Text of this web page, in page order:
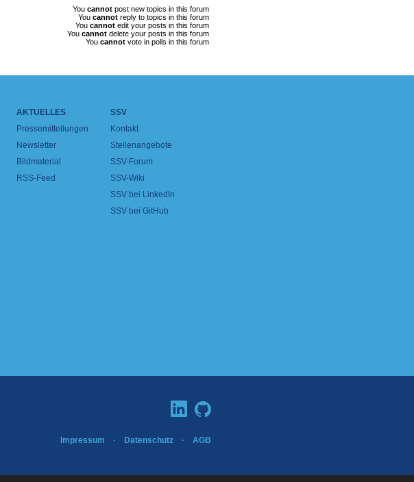
You cannot post new topics in this forum
You cannot reply to topics in this forum
You cannot edit your posts in this forum
You cannot delete your posts in this forum
You cannot vote in polls in this forum
AKTUELLES
Pressemitteilungen
Newsletter
Bildmaterial
RSS-Feed
SSV
Kontakt
Stellenangebote
SSV-Forum
SSV-Wiki
SSV bei LinkedIn
SSV bei GitHub
Impressum · Datenschutz · AGB